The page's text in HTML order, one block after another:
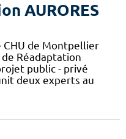
AURORES
CHU de Montpellier
Réadaptation
public - privé
deux experts au